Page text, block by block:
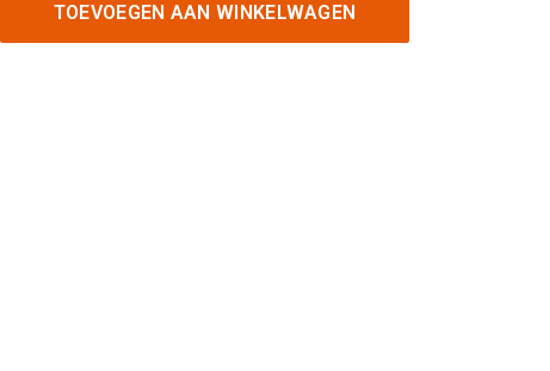
TOEVOEGEN AAN WINKELWAGEN